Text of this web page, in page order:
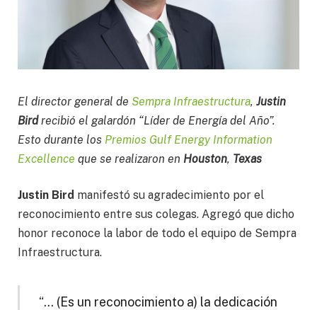
El director general de Sempra Infraestructura, Justin
Birdrecibió el galardón “Líder de Energía del Año”.
Esto durante los Premios Gulf Energy Information
Excellence que se realizaron en Houston, Texas
Justin Bird manifestó su agradecimiento por el
reconocimiento entre sus colegas. Agregó que dicho
honor reconoce la labor de todo el equipo de Sempra
Infraestructura.
“… (Es un reconocimiento a) la dedicación